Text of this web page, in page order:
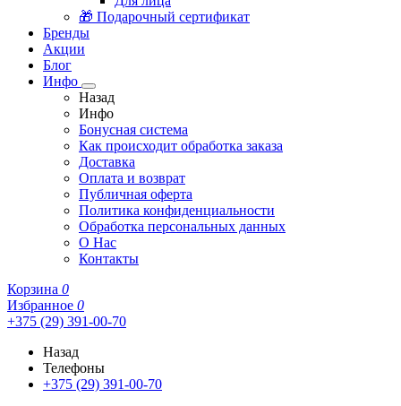
🎁 Подарочный сертификат
Бренды
Акции
Блог
Инфо
Назад
Инфо
Бонусная система
Как происходит обработка заказа
Доставка
Оплата и возврат
Публичная оферта
Политика конфиденциальности
Обработка персональных данных
О Нас
Контакты
Корзина 0
Избранное 0
+375 (29) 391-00-70
Назад
Телефоны
+375 (29) 391-00-70